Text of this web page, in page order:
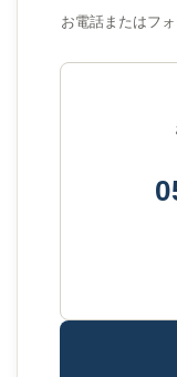
お電話またはフ